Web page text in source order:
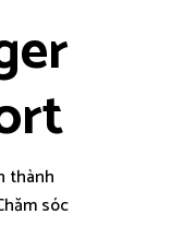
thành
sóc